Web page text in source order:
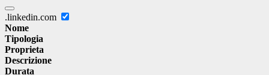
.linkedin.com
Nome
Tipologia
Proprieta
Descrizione
Durata